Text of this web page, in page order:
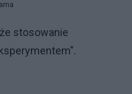
stosowanie